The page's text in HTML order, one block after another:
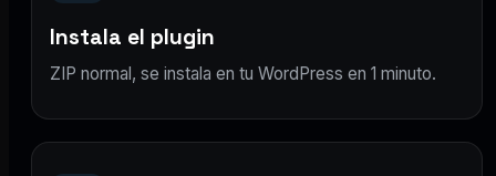
Instala el plugin
ZIP normal, se instala en tu WordPress en 1 minuto.